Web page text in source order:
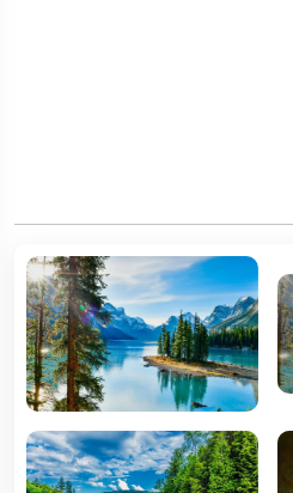
3º DIA PC MONTREAL
NORD (520 km)
Pequeno-almoço americano.
de Seguenay. Paragem no
açúcar, onde poderá
do Quebec num ambiente
sobre a 'arte' da produção